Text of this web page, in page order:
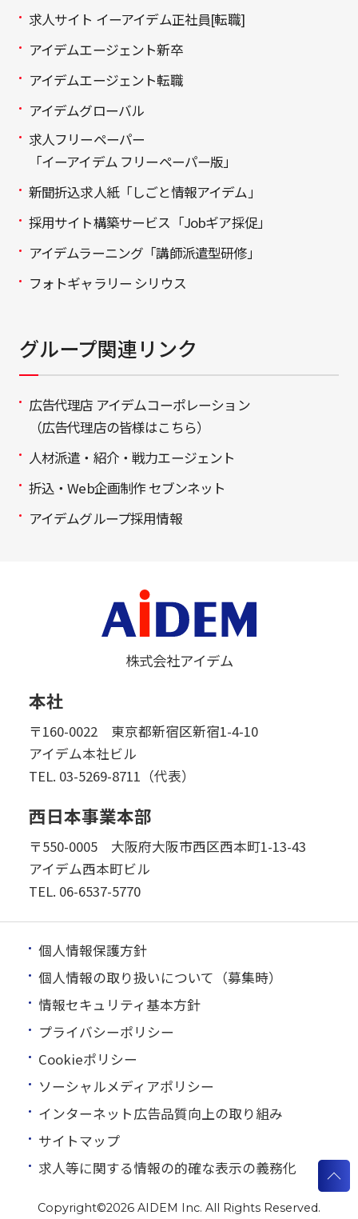
求人サイト イーアイデム正社員[転職]
アイデムエージェント新卒
アイデムエージェント転職
アイデムグローバル
求人フリーペーパー
「イーアイデム フリーペーパー版」
新聞折込求人紙「しごと情報アイデム」
採用サイト構築サービス「Jobギア採促」
アイデムラーニング「講師派遣型研修」
フォトギャラリー シリウス
グループ関連リンク
広告代理店 アイデムコーポレーション
（広告代理店の皆様はこちら）
人材派遣・紹介・戦力エージェント
折込・Web企画制作 セブンネット
アイデムグループ採用情報
株式会社アイデム
本社
〒160-0022 東京都新宿区新宿1-4-10
アイデム本社ビル
TEL. 03-5269-8711（代表）
西日本事業本部
〒550-0005 大阪府大阪市西区西本町1-13-43
アイデム西本町ビル
TEL. 06-6537-5770
個人情報保護方針
個人情報の取り扱いについて（募集時）
情報セキュリティ基本方針
プライバシーポリシー
Cookieポリシー
ソーシャルメディアポリシー
インターネット広告品質向上の取り組み
サイトマップ
求人等に関する情報の的確な表示の義務化
Copyright©2026 AIDEM Inc. All Rights Reserved.